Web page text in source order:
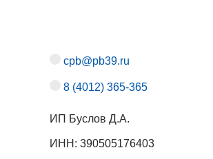
cpb@pb39.ru
8 (4012) 365-365
ИП Буслов Д.А.
ИНН: 390505176403